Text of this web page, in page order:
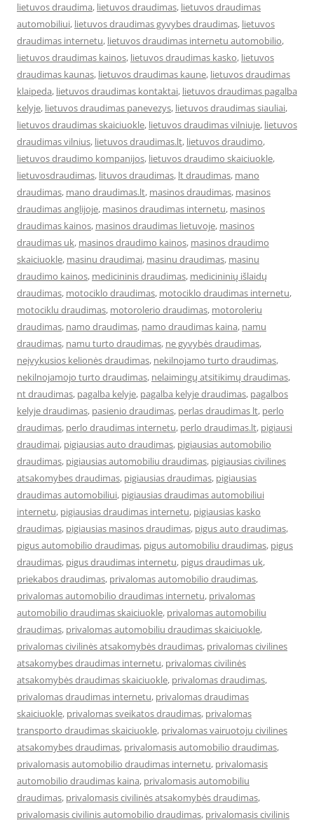
lietuvos draudima, lietuvos draudimas, lietuvos draudimas
automobiliui, lietuvos draudimas gyvybes draudimas, lietuvos
draudimas internetu, lietuvos draudimas internetu automobilio,
lietuvos draudimas kainos, lietuvos draudimas kasko, lietuvos
draudimas kaunas, lietuvos draudimas kaune, lietuvos draudimas
klaipeda, lietuvos draudimas kontaktai, lietuvos draudimas pagalba
kelyje, lietuvos draudimas panevezys, lietuvos draudimas siauliai,
lietuvos draudimas skaiciuokle, lietuvos draudimas vilniuje, lietuvos
draudimas vilnius, lietuvos draudimas.lt, lietuvos draudimo,
lietuvos draudimo kompanijos, lietuvos draudimo skaiciuokle,
lietuvosdraudimas, lituvos draudimas, lt draudimas, mano
draudimas, mano draudimas.lt, masinos draudimas, masinos
draudimas anglijoje, masinos draudimas internetu, masinos
draudimas kainos, masinos draudimas lietuvoje, masinos
draudimas uk, masinos draudimo kainos, masinos draudimo
skaiciuokle, masinu draudimai, masinu draudimas, masinu
draudimo kainos, medicininis draudimas, medicininių išlaidų
draudimas, motociklo draudimas, motociklo draudimas internetu,
motociklu draudimas, motorolerio draudimas, motoroleriu
draudimas, namo draudimas, namo draudimas kaina, namu
draudimas, namu turto draudimas, ne gyvybės draudimas,
neįvykusios kelionės draudimas, nekilnojamo turto draudimas,
nekilnojamojo turto draudimas, nelaimingų atsitikimų draudimas,
nt draudimas, pagalba kelyje, pagalba kelyje draudimas, pagalbos
kelyje draudimas, pasienio draudimas, perlas draudimas lt, perlo
draudimas, perlo draudimas internetu, perlo draudimas.lt, pigiausi
draudimai, pigiausias auto draudimas, pigiausias automobilio
draudimas, pigiausias automobiliu draudimas, pigiausias civilines
atsakomybes draudimas, pigiausias draudimas, pigiausias
draudimas automobiliui, pigiausias draudimas automobiliui
internetu, pigiausias draudimas internetu, pigiausias kasko
draudimas, pigiausias masinos draudimas, pigus auto draudimas,
pigus automobilio draudimas, pigus automobiliu draudimas, pigus
draudimas, pigus draudimas internetu, pigus draudimas uk,
priekabos draudimas, privalomas automobilio draudimas,
privalomas automobilio draudimas internetu, privalomas
automobilio draudimas skaiciuokle, privalomas automobiliu
draudimas, privalomas automobiliu draudimas skaiciuokle,
privalomas civilinės atsakomybės draudimas, privalomas civilines
atsakomybes draudimas internetu, privalomas civilinės
atsakomybės draudimas skaiciuokle, privalomas draudimas,
privalomas draudimas internetu, privalomas draudimas
skaiciuokle, privalomas sveikatos draudimas, privalomas
transporto draudimas skaiciuokle, privalomas vairuotoju civilines
atsakomybes draudimas, privalomasis automobilio draudimas,
privalomasis automobilio draudimas internetu, privalomasis
automobilio draudimas kaina, privalomasis automobiliu
draudimas, privalomasis civilinės atsakomybės draudimas,
privalomasis civilinis automobilio draudimas, privalomasis civilinis